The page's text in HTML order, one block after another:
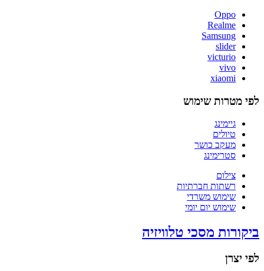
Oppo
Realme
Samsung
slider
victurio
vivo
xiaomi
לפי מטרות שימוש
גיימינג
טיולים
מעקב כושר
סטרימינג
צילום
רשתות חברתיות
שימוש משרדי
שימוש יום יומי
ביקורות מסכי טלוויזיה
לפי יצרן